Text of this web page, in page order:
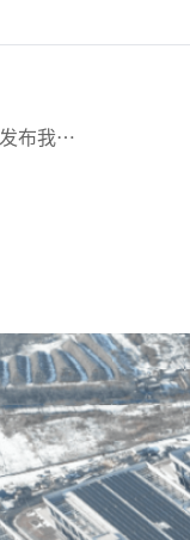
国家能源局发布我国油气总产量首次超4亿吨油当量-kaiyun体育官方网站